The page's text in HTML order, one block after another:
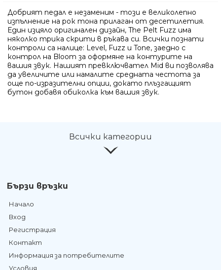
Ние ще се свържем с вас в
Добрият педал е незаменим - този е великолепно
изпълнение на рок тона прилаган от десетилетия.
Един изцяло оригинален дизайн, The Pelt Fuzz има
няколко трика скрити в ръкава си. Всички познати
контроли са налице: Level, Fuzz и Tone, заедно с
контрол на Bloom за оформяне на контурите на
вашия звук. Нашият превключвател Mid ви позволява
да увеличите или намалите средната честота за
още по-изразителни опции, докато плъзгащият
бутон добавя обиколка към вашия звук.
Всички категории
Бързи връзки
Начало
Вход
Регистрация
Контакт
Информация за потребителите
Условия